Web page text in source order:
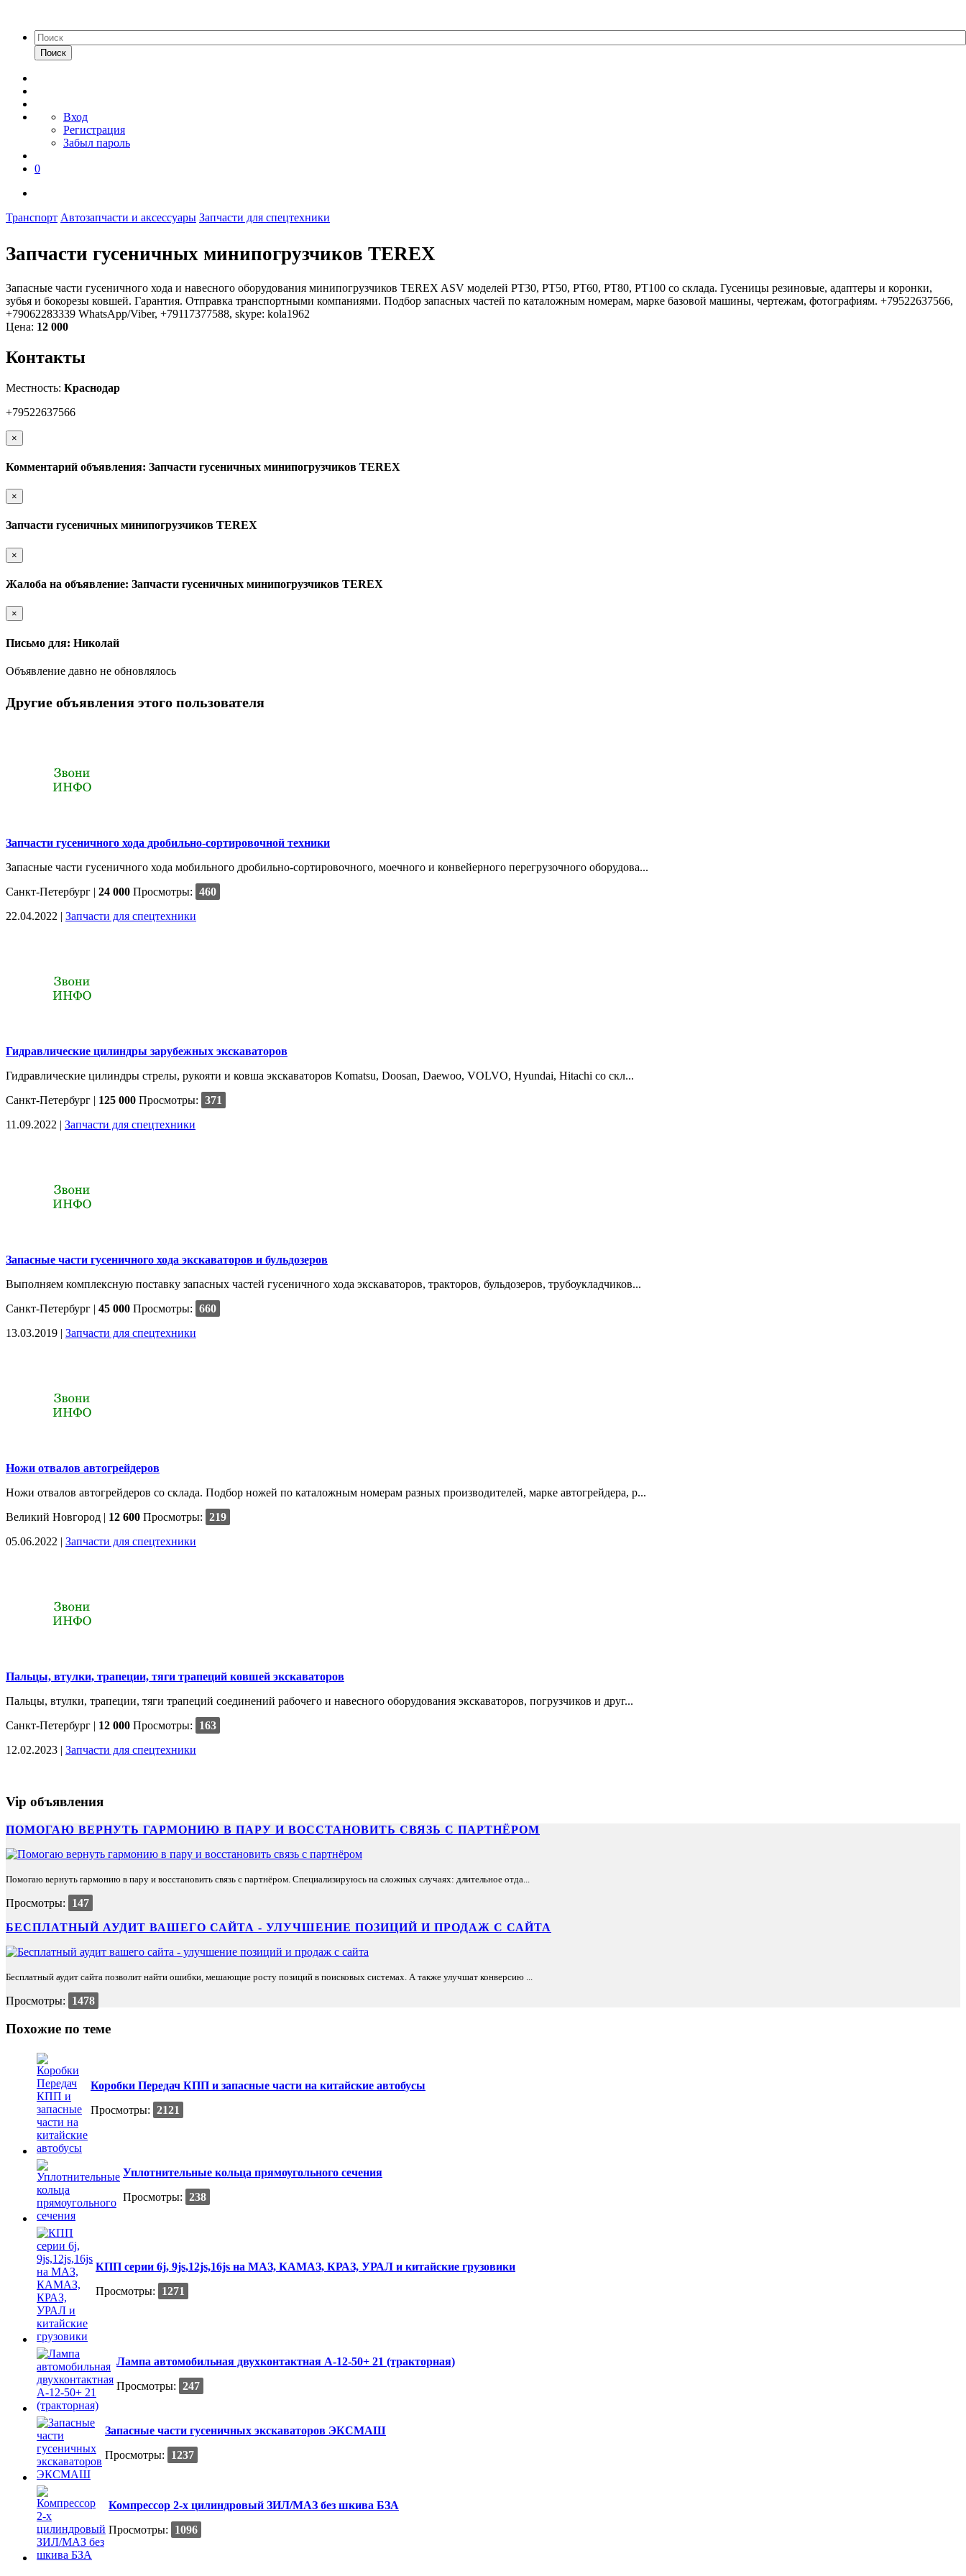
Поиск
Вход
Регистрация
Забыл пароль
0
Транспорт Автозапчасти и аксессуары Запчасти для спецтехники
Запчасти гусеничных минипогрузчиков TEREX
Запасные части гусеничного хода и навесного оборудования минипогрузчиков TEREX ASV моделей PT30, PT50, PT60, PT80, PT100 со склада. Гусеницы резиновые, адаптеры и коронки,
зубья и бокорезы ковшей. Гарантия. Отправка транспортными компаниями. Подбор запасных частей по каталожным номерам, марке базовой машины, чертежам, фотографиям. +79522637566,
+79062283339 WhatsApp/Viber, +79117377588, skype: kola1962
Цена: 12 000
Контакты
Местность: Краснодар
+79522637566
×
Комментарий объявления: Запчасти гусеничных минипогрузчиков TEREX
×
Запчасти гусеничных минипогрузчиков TEREX
×
Жалоба на объявление: Запчасти гусеничных минипогрузчиков TEREX
×
Письмо для: Николай
Объявление давно не обновлялось
Другие объявления этого пользователя
Запчасти гусеничного хода дробильно-сортировочной техники
Запасные части гусеничного хода мобильного дробильно-сортировочного, моечного и конвейерного перегрузочного оборудова...
Санкт-Петербург | 24 000 Просмотры: 460
22.04.2022 | Запчасти для спецтехники
Гидравлические цилиндры зарубежных экскаваторов
Гидравлические цилиндры стрелы, рукояти и ковша экскаваторов Komatsu, Doosan, Daewoo, VOLVO, Hyundai, Hitachi со скл...
Санкт-Петербург | 125 000 Просмотры: 371
11.09.2022 | Запчасти для спецтехники
Запасные части гусеничного хода экскаваторов и бульдозеров
Выполняем комплексную поставку запасных частей гусеничного хода экскаваторов, тракторов, бульдозеров, трубоукладчиков...
Санкт-Петербург | 45 000 Просмотры: 660
13.03.2019 | Запчасти для спецтехники
Ножи отвалов автогрейдеров
Ножи отвалов автогрейдеров со склада. Подбор ножей по каталожным номерам разных производителей, марке автогрейдера, р...
Великий Новгород | 12 600 Просмотры: 219
05.06.2022 | Запчасти для спецтехники
Пальцы, втулки, трапеции, тяги трапеций ковшей экскаваторов
Пальцы, втулки, трапеции, тяги трапеций соединений рабочего и навесного оборудования экскаваторов, погрузчиков и друг...
Санкт-Петербург | 12 000 Просмотры:
163
12.02.2023 | Запчасти для спецтехники
Vip объявления
ПОМОГАЮ ВЕРНУТЬ ГАРМОНИЮ В ПАРУ И ВОССТАНОВИТЬ СВЯЗЬ С ПАРТНЁРОМ
Помогаю вернуть гармонию в пару и восстановить связь с партнёром. Специализируюсь на сложных случаях: длительное отда...
Просмотры:
147
БЕСПЛАТНЫЙ АУДИТ ВАШЕГО САЙТА - УЛУЧШЕНИЕ ПОЗИЦИЙ И ПРОДАЖ С САЙТА
Бесплатный аудит сайта позволит найти ошибки, мешающие росту позиций в поисковых системах. А также улучшат конверсию ...
Просмотры: 1478
Похожие по теме
Коробки Передач КПП и запасные части на китайские автобусы
Просмотры: 2121
Уплотнительные кольца прямоугольного сечения
Просмотры: 238
КПП серии 6j, 9js,12js,16js на МАЗ, КАМАЗ, КРАЗ, УРАЛ и китайские грузовики
Просмотры:
1271
Лампа автомобильная двухконтактная А-12-50+ 21 (тракторная)
Просмотры: 247
Запасные части гусеничных экскаваторов ЭКСМАШ
Просмотры:
1237
Компрессор 2-х цилиндровый ЗИЛ/МАЗ без шкива БЗА
Просмотры:
1096